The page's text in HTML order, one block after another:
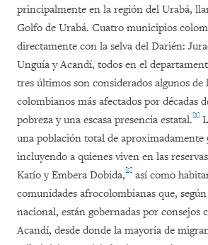
principalmente en la región del Urabá,
Golfo de Urabá. Cuatro municipios
directamente con la selva del Darién:
Unguía y Acandí, todos en el
tres últimos son considerados algunos
colombianos más afectados por décadas
pobreza y una escasa presencia estatal.[3]
una población total de aproximadamente
incluyendo a quienes viven en las
Katío y Embera Dobida,[5] así como
comunidades afrocolombianas que,
nacional, están gobernadas por consejos
Acandí, desde donde la mayoría de